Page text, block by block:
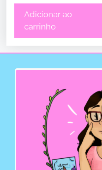
Adicionar ao
carrinho